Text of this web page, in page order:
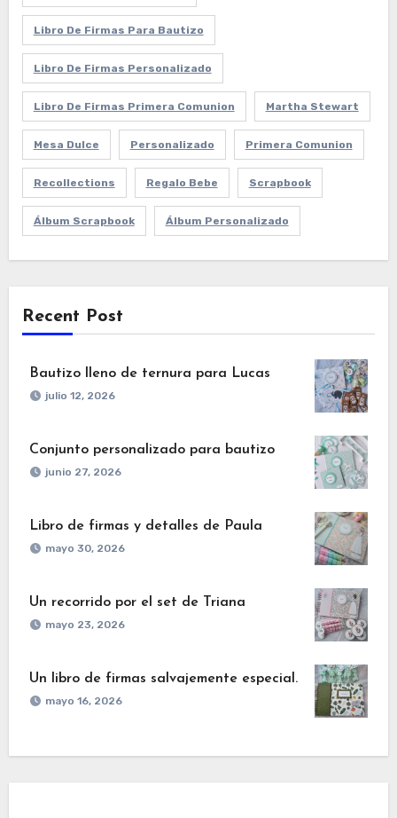
Libro De Firmas Para Bautizo
Libro De Firmas Personalizado
Libro De Firmas Primera Comunion Martha Stewart
Mesa Dulce Personalizado Primera Comunion
Recollections Regalo Bebe Scrapbook
Álbum Scrapbook Álbum Personalizado
Recent Post
Bautizo lleno de ternura para Lucas
julio 12, 2026
Conjunto personalizado para bautizo
junio 27, 2026
Libro de firmas y detalles de Paula
mayo 30, 2026
Un recorrido por el set de Triana
mayo 23, 2026
Un libro de firmas salvajemente especial.
mayo 16, 2026